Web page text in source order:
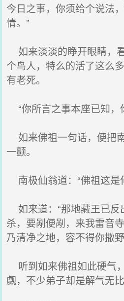
今日之事，你须给个说法
情。”
如来淡淡的睁开眼睛，
个鸟人，特么的活了这么
有老死。
“你所言之事本座已知，
如来佛祖一句话，便把
一颤。
南极仙翁道：“佛祖这是
如来道：“那地藏王已反
杀，要剐便剐，来我雷音
乃清净之地，容不得你撒
听到如来佛祖如此硬气
觑，不少弟子却是解气无比